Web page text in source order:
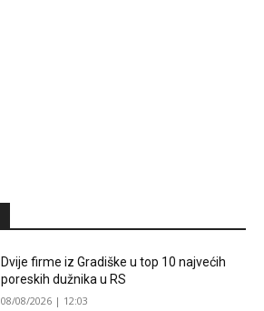
Dvije firme iz Gradiške u top 10 najvećih
poreskih dužnika u RS
08/08/2026 | 12:03